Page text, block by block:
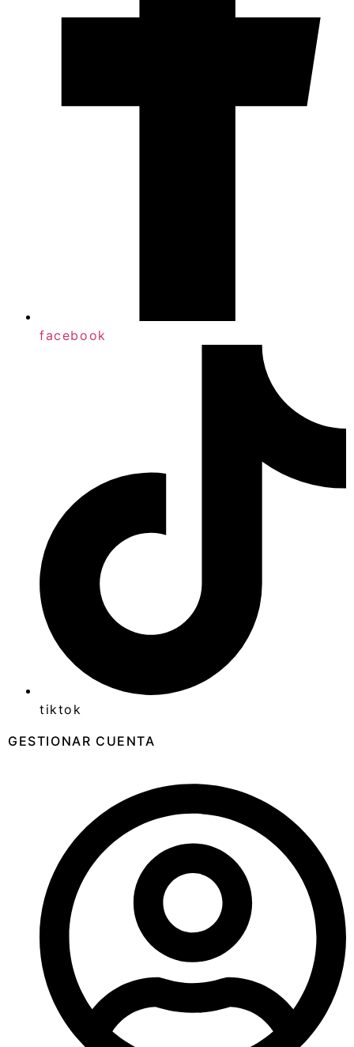
facebook
tiktok
GESTIONAR CUENTA